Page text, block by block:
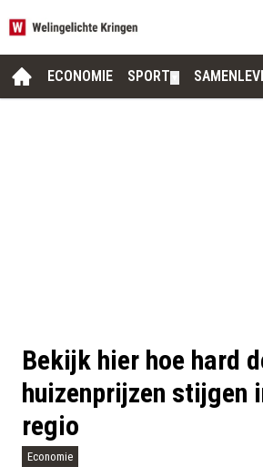
ECONOMIE SPORT
Bekijk hier hoe hard
huizenprijzen stijgen
regio
Economie